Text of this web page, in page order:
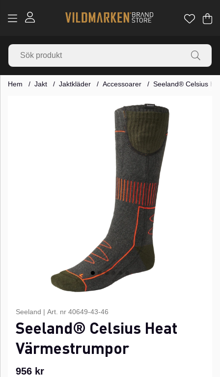
.
Hem Jakt Jaktkläder Accessoarer Seeland® Celsius
Seeland | Art. nr 40649-43-46
Seeland® Celsius Heat
Värmestrumpor
956 kr